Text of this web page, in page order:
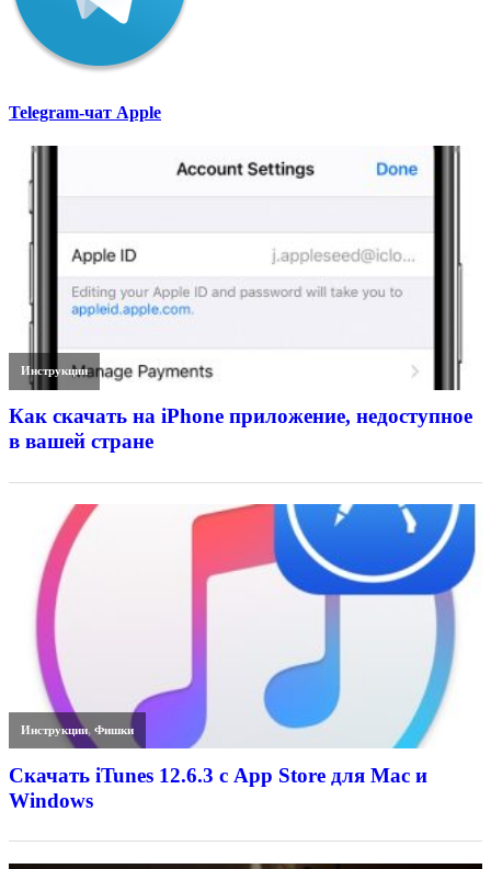
Telegram-чат Apple
Инструкции
Как скачать на iPhone приложение, недоступное
в вашей стране
Инструкции,Фишки
Скачать iTunes 12.6.3 с App Store для Mac и
Windows